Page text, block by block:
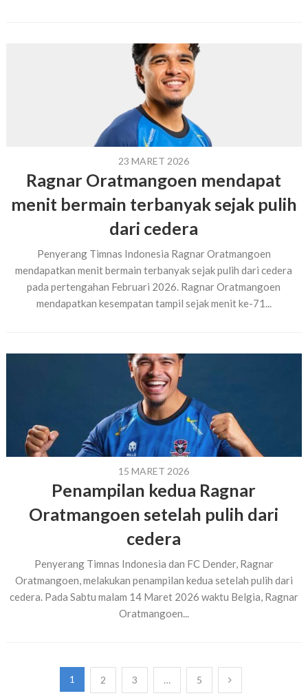
23 MARET 2026
Ragnar Oratmangoen mendapat
menit bermain terbanyak sejak pulih
dari cedera
Penyerang Timnas Indonesia Ragnar Oratmangoen
mendapatkan menit bermain terbanyak sejak pulih dari cedera
pada pertengahan Februari 2026. Ragnar Oratmangoen
mendapatkan kesempatan tampil sejak menit ke-71...
15 MARET 2026
Penampilan kedua Ragnar
Oratmangoen setelah pulih dari
cedera
Penyerang Timnas Indonesia dan FC Dender, Ragnar
Oratmangoen, melakukan penampilan kedua setelah pulih dari
cedera. Pada Sabtu malam 14 Maret 2026 waktu Belgia, Ragnar
Oratmangoen...
Paginasi1 2 3 … 5